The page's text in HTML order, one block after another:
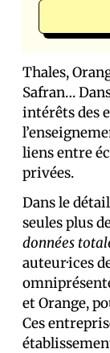
Thales,
Safran…
intérêts des
liens entre
privées.
Dans le
seules plus
données
auteur·ices
et Orange,
Ces